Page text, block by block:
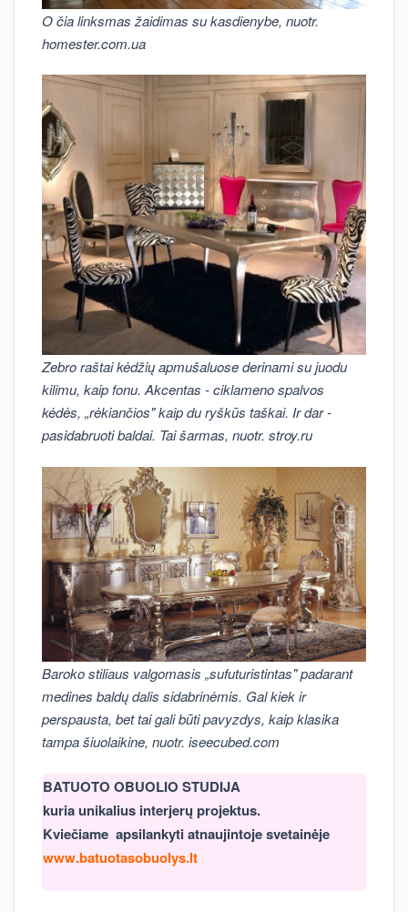
O čia linksmas žaidimas su kasdienybe, nuotr.
homester.com.ua
Zebro raštai kėdžių apmušaluose derinami su juodu
kilimu, kaip fonu. Akcentas - ciklameno spalvos
kėdės, „rėkiančios" kaip du ryškūs taškai. Ir dar -
pasidabruoti baldai. Tai šarmas, nuotr. stroy.ru
Baroko stiliaus valgomasis „sufuturistintas" padarant
medines baldų dalis sidabrinėmis. Gal kiek ir
perspausta, bet tai gali būti pavyzdys, kaip klasika
tampa šiuolaikine, nuotr. iseecubed.com
BATUOTO OBUOLIO STUDIJA
kuria unikalius interjerų projektus.
Kviečiame apsilankyti atnaujintoje svetainėje
www.batuotasobuolys.lt